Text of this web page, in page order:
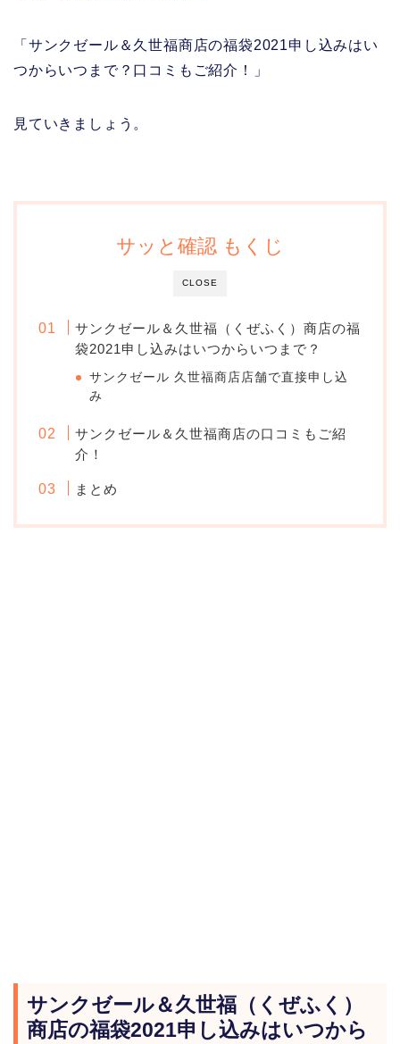
「サンクゼール＆久世福商店の福袋2021申し込みはい
つからいつまで？口コミもご紹介！」
見ていきましょう。
CLOSE
サッと確認 もくじ
サンクゼール＆久世福（くぜふく）商店の福
袋2021申し込みはいつからいつまで？
サンクゼール 久世福商店店舗で直接申し込
み
サンクゼール＆久世福商店の口コミもご紹
介！
まとめ
サンクゼール＆久世福（くぜふく）
商店の福袋2021申し込みはいつから